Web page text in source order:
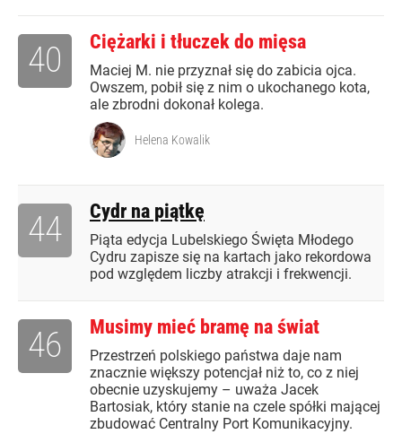
Ciężarki i tłuczek do mięsa
Maciej M. nie przyznał się do zabicia ojca.
Owszem, pobił się z nim o ukochanego kota,
ale zbrodni dokonał kolega.
40
Helena Kowalik
Cydr na piątkę
Piąta edycja Lubelskiego Święta Młodego
Cydru zapisze się na kartach jako rekordowa
pod względem liczby atrakcji i frekwencji.
44
Musimy mieć bramę na świat
Przestrzeń polskiego państwa daje nam
znacznie większy potencjał niż to, co z niej
obecnie uzyskujemy – uważa Jacek
Bartosiak, który stanie na czele spółki mającej
zbudować Centralny Port Komunikacyjny.
46